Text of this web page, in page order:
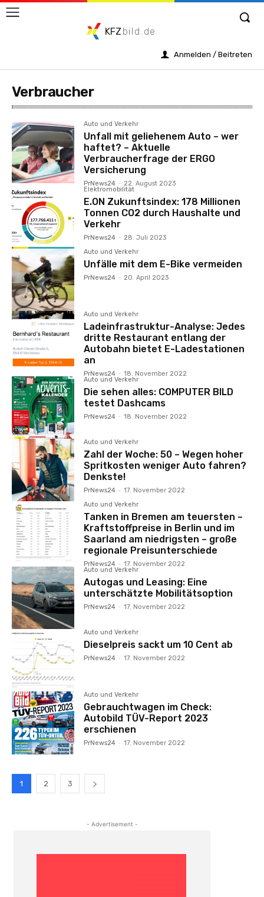
KFZ bild.de
Anmelden / Beitreten
Verbraucher
Auto und Verkehr
Unfall mit geliehenem Auto – wer
haftet? – Aktuelle
Verbraucherfrage der ERGO
Versicherung
PrNews24 - 22. August 2023
Elektromobilität
E.ON Zukunftsindex: 178 Millionen
Tonnen CO2 durch Haushalte und
Verkehr
PrNews24 - 28. Juli 2023
Auto und Verkehr
Unfälle mit dem E-Bike vermeiden
PrNews24 - 20. April 2023
Auto und Verkehr
Ladeinfrastruktur-Analyse: Jedes
dritte Restaurant entlang der
Autobahn bietet E-Ladestationen
an
PrNews24 - 18. November 2022
Auto und Verkehr
Die sehen alles: COMPUTER BILD
testet Dashcams
PrNews24 - 18. November 2022
Auto und Verkehr
Zahl der Woche: 50 – Wegen hoher
Spritkosten weniger Auto fahren?
Denkste!
PrNews24 - 17. November 2022
Auto und Verkehr
Tanken in Bremen am teuersten –
Kraftstoffpreise in Berlin und im
Saarland am niedrigsten – große
regionale Preisunterschiede
PrNews24 - 17. November 2022
Auto und Verkehr
Autogas und Leasing: Eine
unterschätzte Mobilitätsoption
PrNews24 - 17. November 2022
Auto und Verkehr
Dieselpreis sackt um 10 Cent ab
PrNews24 - 17. November 2022
Auto und Verkehr
Gebrauchtwagen im Check:
Autobild TÜV-Report 2023
erschienen
PrNews24 - 17. November 2022
1 2 3
- Advertisement -